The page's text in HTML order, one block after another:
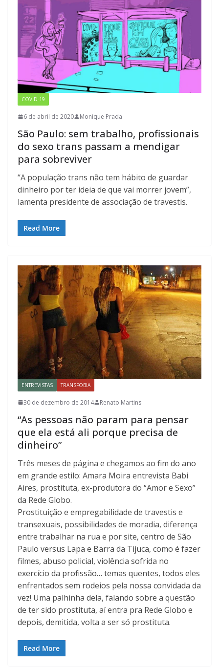
COVID-19
6 de abril de 2020 Monique Prada
São Paulo: sem trabalho, profissionais
do sexo trans passam a mendigar
para sobreviver
“A população trans não tem hábito de guardar
dinheiro por ter ideia de que vai morrer jovem”,
lamenta presidente de associação de travestis.
Read More
ENTREVISTAS TRANSFOBIA
30 de dezembro de 2014 Renato Martins
“As pessoas não param para pensar
que ela está ali porque precisa de
dinheiro”
Três meses de página e chegamos ao fim do ano
em grande estilo: Amara Moira entrevista Babi
Aires, prostituta, ex-produtora do “Amor e Sexo”
da Rede Globo.
Prostituição e empregabilidade de travestis e
transexuais, possibilidades de moradia, diferença
entre trabalhar na rua e por site, centro de São
Paulo versus Lapa e Barra da Tijuca, como é fazer
filmes, abuso policial, violência sofrida no
exercício da profissão… temas quentes, todos eles
enfrentados sem rodeios pela nossa convidada da
vez! Uma palhinha dela, falando sobre a questão
de ter sido prostituta, aí entra pra Rede Globo e
depois, demitida, volta a ser só prostituta.
Read More